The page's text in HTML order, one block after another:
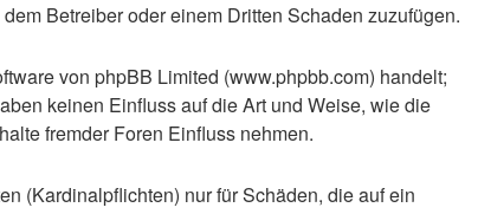
Betreiber oder einem Dritten Schaden zuzufügen.
von phpBB Limited (www.phpbb.com) handelt;
keinen Einfluss auf die Art und Weise, wie die
fremder Foren Einfluss nehmen.
(Kardinalpflichten) nur für Schäden, die auf ein